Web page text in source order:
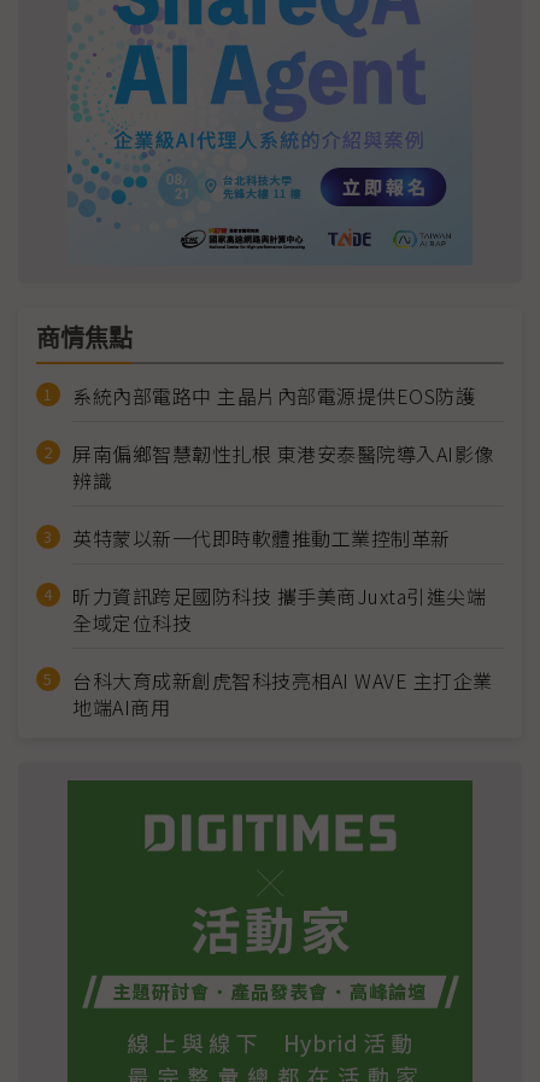
商情焦點
系統內部電路中 主晶片內部電源提供EOS防護
屏南偏鄉智慧韌性扎根 東港安泰醫院導入AI影像
辨識
英特蒙以新一代即時軟體推動工業控制革新
昕力資訊跨足國防科技 攜手美商Juxta引進尖端
全域定位科技
台科大育成新創虎智科技亮相AI WAVE 主打企業
地端AI商用